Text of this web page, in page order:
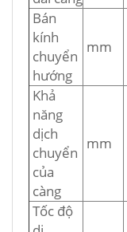
Bán
kính
chuyển
hướng
mm
Khả
năng
dịch
chuyển
của
càng
mm
Tốc độ